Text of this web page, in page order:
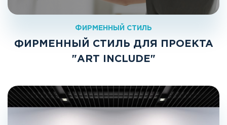
ФИРМЕННЫЙ СТИЛЬ
ФИРМЕННЫЙ СТИЛЬ ДЛЯ ПРОЕКТА
"ART INCLUDE"